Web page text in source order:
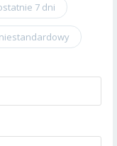
7 dni
niestandardowy